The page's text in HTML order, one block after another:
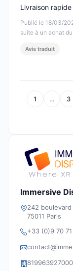
Publié le 18/03/
suite à un achat
Livraison rapide
Avis traduit
1 … 3
Immersive
242 boulevard
75011 Paris
+33 (0)9 70